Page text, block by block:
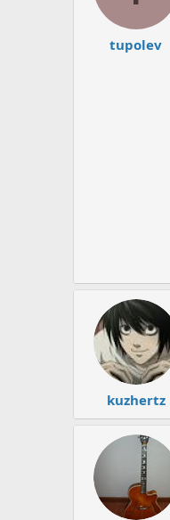
tupolev
kuzhertz